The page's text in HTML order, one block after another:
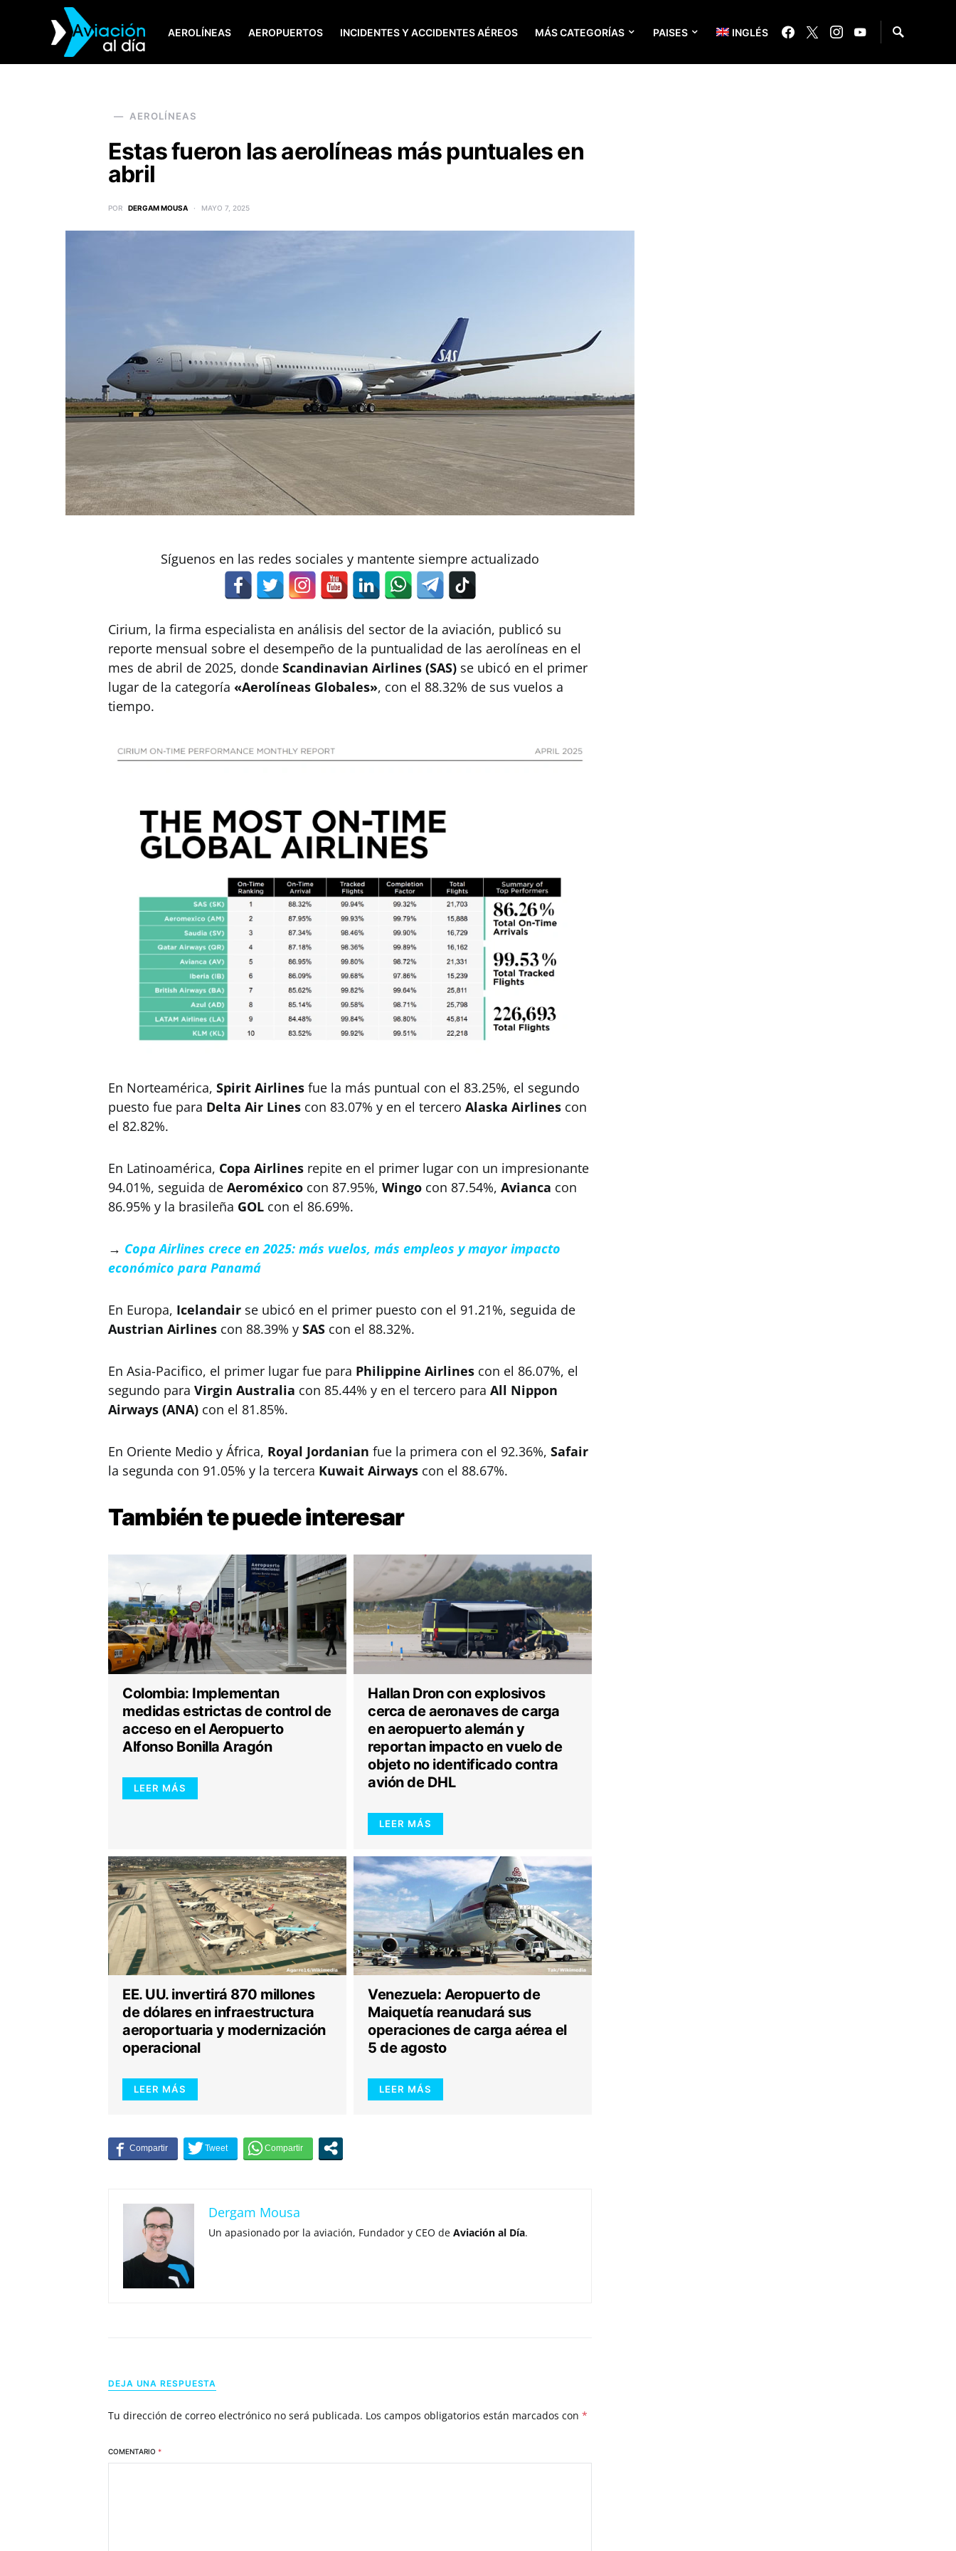
AEROLÍNEAS AEROPUERTOS INCIDENTES Y ACCIDENTES AÉREOS MÁS CATEGORÍAS PAISES INGLÉS
SEARCH FOR:
AEROLÍNEAS
Estas fueron las aerolíneas más puntuales en
abril
POR DERGAM MOUSA MAYO 7, 2025
Síguenos en las redes sociales y mantente siempre actualizado
Cirium, la firma especialista en análisis del sector de la aviación, publicó su
reporte mensual sobre el desempeño de la puntualidad de las aerolíneas en el
mes de abril de 2025, donde Scandinavian Airlines (SAS) se ubicó en el primer
lugar de la categoría «Aerolíneas Globales», con el 88.32% de sus vuelos a
tiempo.
En Norteamérica, Spirit Airlines fue la más puntual con el 83.25%, el segundo
puesto fue para Delta Air Lines con 83.07% y en el tercero Alaska Airlines con
el 82.82%.
En Latinoamérica, Copa Airlines repite en el primer lugar con un impresionante
94.01%, seguida de Aeroméxico con 87.95%, Wingo con 87.54%, Avianca con
86.95% y la brasileña GOL con el 86.69%.
→ Copa Airlines crece en 2025: más vuelos, más empleos y mayor impacto
económico para Panamá
En Europa, Icelandair se ubicó en el primer puesto con el 91.21%, seguida de
Austrian Airlines con 88.39% y SAS con el 88.32%.
En Asia-Pacifico, el primer lugar fue para Philippine Airlines con el 86.07%, el
segundo para Virgin Australia con 85.44% y en el tercero para All Nippon
Airways (ANA) con el 81.85%.
En Oriente Medio y África, Royal Jordanian fue la primera con el 92.36%, Safair
la segunda con 91.05% y la tercera Kuwait Airways con el 88.67%.
También te puedeinteresar
Colombia: Implementan
medidas estrictas de control de
acceso en el Aeropuerto
Alfonso Bonilla Aragón
LEER MÁS
Hallan Dron con explosivos
cerca de aeronaves de carga
en aeropuerto alemán y
reportan impacto en vuelo de
objeto no identificado contra
avión de DHL
LEER MÁS
EE. UU. invertirá 870 millones
de dólares en infraestructura
aeroportuaria y modernización
operacional
LEER MÁS
Venezuela: Aeropuerto de
Maiquetía reanudará sus
operaciones de carga aérea el
5 de agosto
LEER MÁS
Dergam Mousa
Un apasionado por la aviación, Fundador y CEO de Aviación al Día.
DEJA UNA RESPUESTA
Tu dirección de correo electrónico no será publicada. Los campos obligatorios están marcados con *
COMENTARIO *